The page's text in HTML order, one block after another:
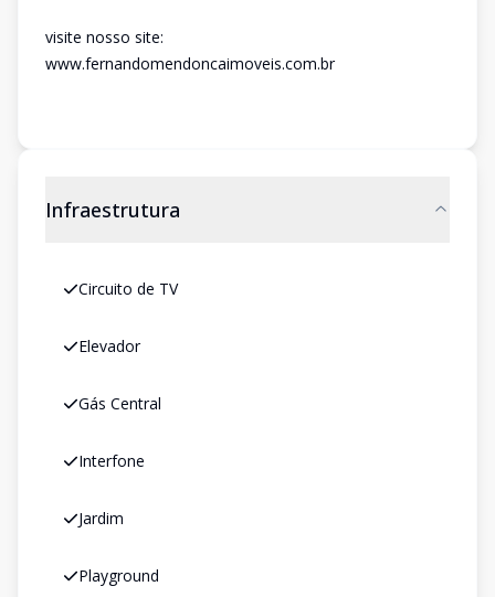
visite nosso site:
www.fernandomendoncaimoveis.com.br
Infraestrutura
Circuito de TV
Elevador
Gás Central
Interfone
Jardim
Playground